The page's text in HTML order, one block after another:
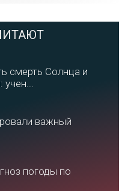
смерть Солнца и
учен...
важный
погоды по